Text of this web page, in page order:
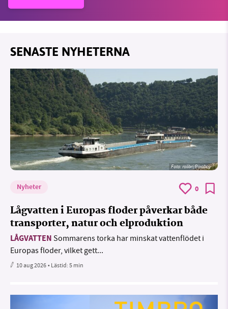
SENASTE NYHETERNA
Foto:rolibri/Pixabay
Nyheter 0
Lågvatten i Europas floder påverkar både
transporter, natur och elproduktion
LÅGVATTEN Sommarens torka har minskat vattenflödet i
Europas floder, vilket gett...
10 aug 2026• Lästid:5 min